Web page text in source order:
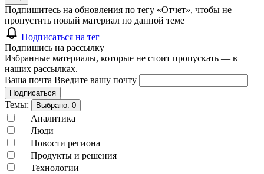
Подпишитесь на обновления по тегу «Отчет», чтобы не
пропустить новый материал по данной теме
Подписаться на тег
Подпишись на рассылку
Избранные материалы, которые не стоит пропускать — в
наших рассылках.
Ваша почта Введите вашу почту
Подписаться
Темы: Выбрано: 0
Аналитика
Люди
Новости региона
Продукты и решения
Технологии